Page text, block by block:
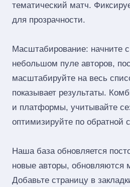
тематический матч.
для прозрачности.
Масштабирование: начните с
небольшом пуле авторов,
масштабируйте на весь
показывает результаты.
и платформы, учитывайте
оптимизируйте по обратной
Наша база обновляется
новые авторы, обновляются
Добавьте страницу в